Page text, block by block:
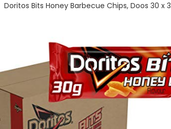
Doritos Bits Honey Barbecue Chips, Doos 30 x